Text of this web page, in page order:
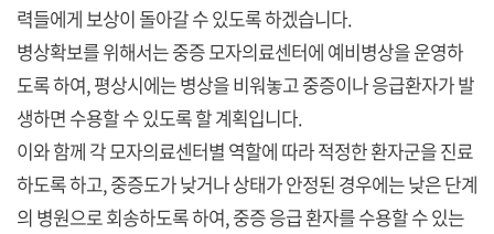
력들에게 보상이 돌아갈 수 있도록 하겠습니다.
병상확보를 위해서는 중증 모자의료센터에 예비병상을 운영하
도록 하여, 평상시에는 병상을 비워놓고 중증이나 응급환자가 발
생하면 수용할 수 있도록 할 계획입니다.
이와 함께 각 모자의료센터별 역할에 따라 적정한 환자군을 진료
하도록 하고, 중증도가 낮거나 상태가 안정된 경우에는 낮은 단계
의 병원으로 회송하도록 하여, 중증 응급 환자를 수용할 수 있는